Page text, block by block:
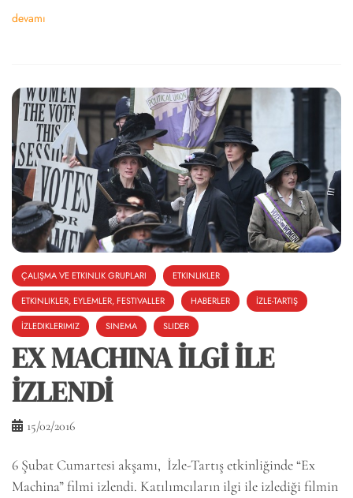
devamı
ÇALIŞMA VE ETKINLIK GRUPLARI
ETKINLIKLER
ETKINLIKLER, EYLEMLER, FESTIVALLER
HABERLER
İZLE-TARTIŞ
İZLEDIKLERIMIZ
SINEMA SLIDER
EX MACHINA İLGİ İLE
İZLENDİ
15/02/2016
6 Şubat Cumartesi akşamı, İzle-Tartış etkinliğinde “Ex
Machina” filmi izlendi. Katılımcıların ilgi ile izlediği filmin